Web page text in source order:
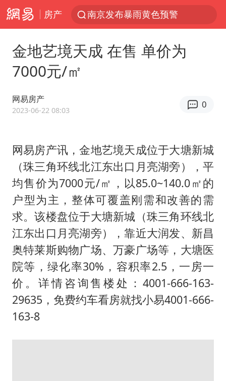
房产
南京发布暴雨黄色预警
白海豚预计将在浙江苍南到三门一带登陆
国足U17与阿森纳决赛取消 并列冠军
王艺迪2-4不敌张本美和止步4强
上门女婿出轨女邻居多年被判重婚罪
2025年小学教师减少13.19万
王艺迪无缘横滨赛决赛
泰国：高度重视中国游客旅游体验
上海大部迎大暴雨
《龙餐馆》 冲奖
蒯曼挺进WTT横滨冠军赛女单四强
笔试第一被劝弃考涉事副校长被撤职
金地艺境天成 在售 单价为
7000元/㎡
网易房产
2023-06-22 08:03
0
网易房产讯，金地艺境天成位于大塘新城
（珠三角环线北江东出口月亮湖旁），平
均售价为7000元/㎡，以85.0~140.0㎡的
户型为主，整体可覆盖刚需和改善的需
求。该楼盘位于大塘新城（珠三角环线北
江东出口月亮湖旁），靠近大润发、新昌
奥特莱斯购物广场、万豪广场等，大塘医
院等，绿化率30%，容积率2.5，一房一
价。详情咨询售楼处：4001-666-163-
29635，免费约车看房就找小易4001-666-
163-8